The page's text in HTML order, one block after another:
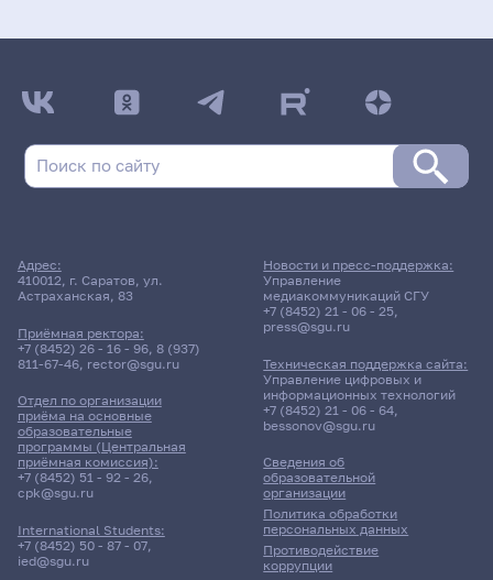
Адрес:
410012, г. Саратов, ул.
Астраханская, 83
Приёмная ректора:
+7 (8452) 26 - 16 - 96, 8 (937)
811-67-46, rector@sgu.ru
Отдел по организации
приёма на основные
образовательные
программы (Центральная
приёмная комиссия):
+7 (8452) 51 - 92 - 26,
cpk@sgu.ru
International Students:
+7 (8452) 50 - 87 - 07,
ied@sgu.ru
Сведения об
образовательной
организации
Политика обработки
персональных данных
Противодействие
коррупции
Новости и пресс-поддержка:
Управление
медиакоммуникаций СГУ
+7 (8452) 21 - 06 - 25,
press@sgu.ru
Техническая поддержка сайта:
Управление цифровых и
информационных технологий
+7 (8452) 21 - 06 - 64,
bessonov@sgu.ru